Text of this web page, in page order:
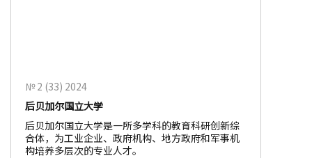
№ 2 (33) 2024
后贝加尔国立大学
后贝加尔国立大学是一所多学科的教育科研创新综
合体，为工业企业、政府机构、地方政府和军事机
构培养多层次的专业人才。